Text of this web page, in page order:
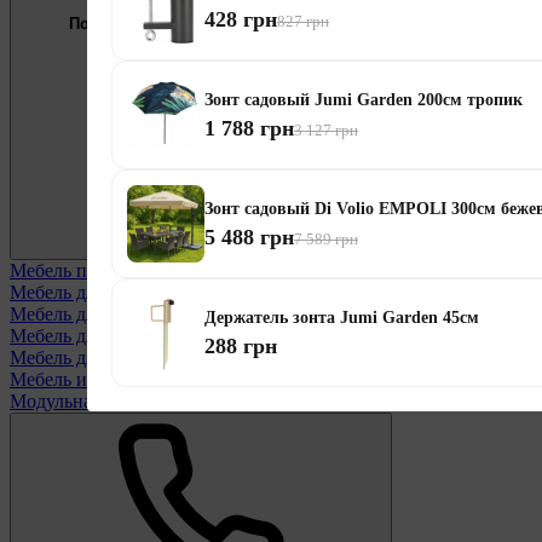
Подберём мебель под ваши цели
Мебель по назначению
Мебель для балконов
Мебель для беседки
Мебель для дачи
Мебель для террасы
Мебель из ротанга
Модульная мебель из ротанга
428 грн827 грн
Зонт садовый Jumi Garden 200см тропик
1 788 грн3 127 грн
Зонт садовый Di Volio EMPOLI 300см
5 488 грн7 589 грн
Держатель зонта Jumi Garden 45см
288 грн